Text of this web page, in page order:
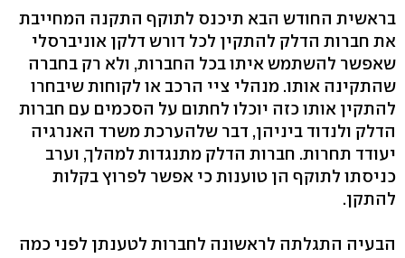
בראשית החודש הבא תיכנס לתוקף התקנה המחייבת
את חברות הדלק להתקין לכל דורש דלקן אוניברסלי
שאפשר להשתמש איתו בכל החברות, ולא רק בחברה
שהתקינה אותו. מנהלי ציי הרכב או לקוחות שיבחרו
להתקין אותו כזה יוכלו לחתום על הסכמים עם חברות
הדלק ולנדוד ביניהן, דבר שלהערכת משרד האנרגיה
יעודד תחרות. חברות הדלק מתנגדות למהלך, וערב
כניסתו לתוקף הן טוענות כי אפשר לפרוץ בקלות
להתקן.
הבעיה התגלתה לראשונה לחברות לטענתן לפני כמה